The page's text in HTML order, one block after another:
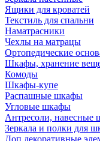
Ящики для кроватей
Текстиль для спальни
Наматрасники
Чехлы на матрацы
Ортопедические
Шкафы, хранение
Комоды
Шкафы-купе
Распашные шкафы
Угловые шкафы
Антресоли, навесные
Зеркала и полки для
Доп.декоративные